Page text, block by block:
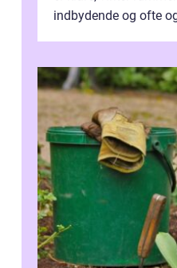
indbydende og ofte